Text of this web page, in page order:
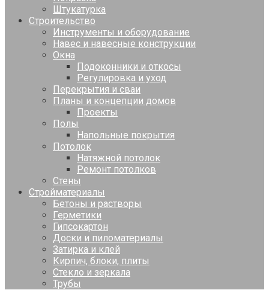
Штукатурка
Строительство
Инструменты и оборудование
Навес и навесные конструкции
Окна
Подоконники и откосы
Регулировка и уход
Перекрытия и сваи
Планы и концепции домов
Проекты
Полы
Напольные покрытия
Потолок
Натяжной потолок
Ремонт потолков
Стены
Стройматериалы
Бетоны и растворы
Герметики
Гипсокартон
Доски и пиломатериалы
Затирка и клей
Кирпич, блоки, плиты
Стекло и зеркала
Трубы